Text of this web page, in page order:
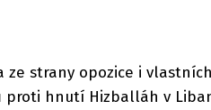
strany opozice i
proti hnutí Hizballáh v